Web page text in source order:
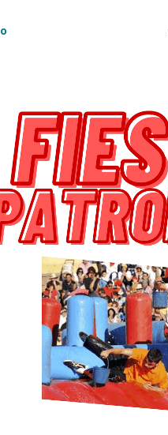
principal